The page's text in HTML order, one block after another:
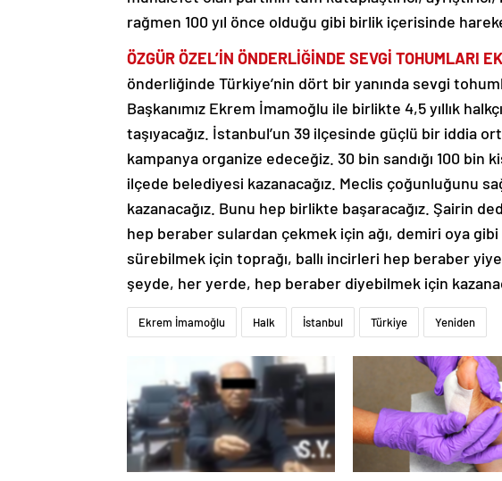
rağmen 100 yıl önce olduğu gibi birlik içerisinde
ÖZGÜR ÖZEL’İN ÖNDERLİĞİNDE SEVGİ TOHUMLARI
önderliğinde Türkiye’nin dört bir yanında sevgi
Başkanımız Ekrem İmamoğlu ile birlikte 4,5 yıllık
taşıyacağız. İstanbul’un 39 ilçesinde güçlü bir iddia
kampanya organize edeceğiz. 30 bin sandığı 100 bin
ilçede belediyesi kazanacağız. Meclis çoğunluğunu
kazanacağız. Bunu hep birlikte başaracağız. Şairin
hep beraber sulardan çekmek için ağı, demiri oya
sürebilmek için toprağı, ballı incirleri hep beraber
şeyde, her yerde, hep beraber diyebilmek için
Ekrem İmamoğlu Halk İstanbul Türkiye Yeniden